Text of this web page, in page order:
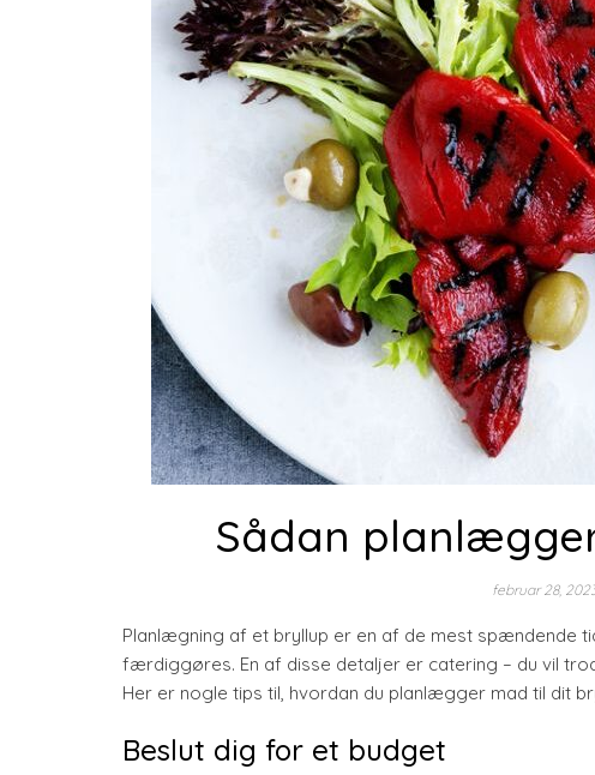
Sådan
februar 28,
Planlægning af et bryllup er en af de mest spændende
færdiggøres. En af disse detaljer er catering – du vil
Her er nogle tips til, hvordan du planlægger mad til dit
Beslut dig for et budget